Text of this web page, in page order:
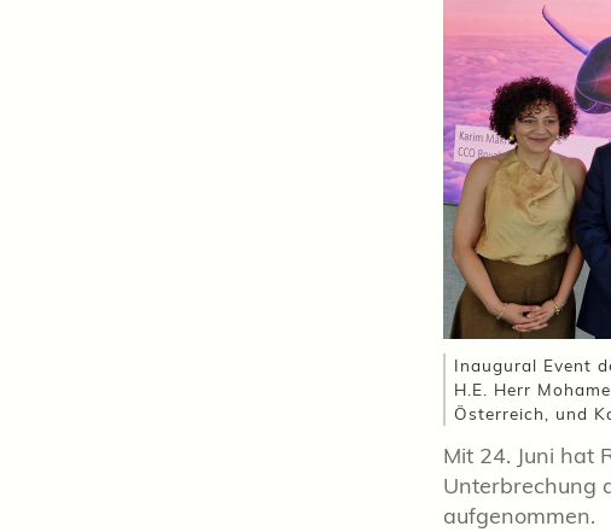
Inaugural Event
H.E. Herr
Österreich, und
Mit 24. Juni hat
Unterbrechung
aufgenommen.